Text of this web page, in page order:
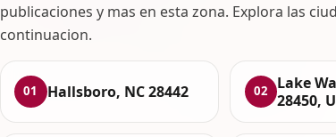
publicaciones y mas en esta zona. Explora las
continuacion.
01 Hallsboro, NC 28442 02
Lake
28450,